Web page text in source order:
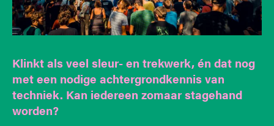
Klinkt als veel sleur- en trekwerk, én dat nog
met een nodige achtergrondkennis van
techniek. Kan iedereen zomaar stagehand
worden?